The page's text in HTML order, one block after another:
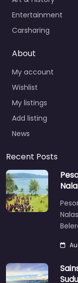
Entertainment
Carsharing
About
My account
Wishlist
My listings
Add listing
News
Recent Posts